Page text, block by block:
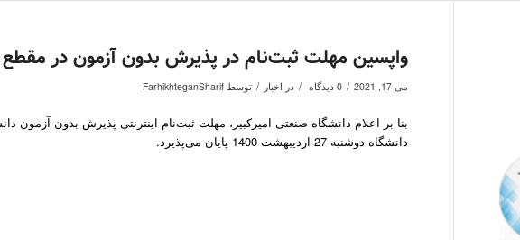
واپسین مهلت ثبت‌نام در پذیرش بدون آزمون در مقطع
می 17, 2021 / 0 دیدگاه / در اخبار / توسط FarhikhteganSharif
دانشگاه دوشنبه 27 اردیبهشت 1400 پایان می‌پذیرد.